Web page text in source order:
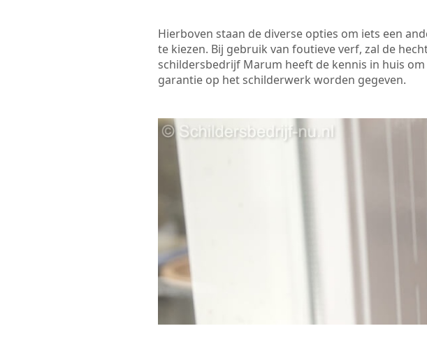
Hierboven staan de diverse opties om iets een
te kiezen. Bij gebruik van foutieve verf, zal de
schildersbedrijf Marum heeft de kennis in huis
garantie op het schilderwerk worden gegeven.